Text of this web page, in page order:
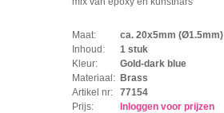
Maat:
ca. 20x5mm (Ø1.5mm)
Inhoud:
1 stuk
Kleur:
Gold-dark blue
Materiaal: Brass
Artikel nr:
77154
Prijs:
Inloggen voor prijzen